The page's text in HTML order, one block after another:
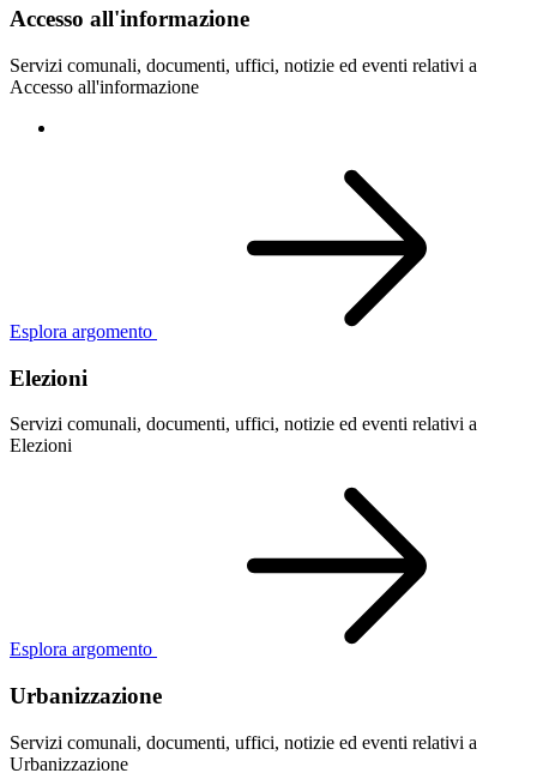
Accesso all'informazione
Servizi comunali, documenti, uffici, notizie ed eventi relativi a
Accesso all'informazione
Esplora argomento
Elezioni
Servizi comunali, documenti, uffici, notizie ed eventi relativi a
Elezioni
Esplora argomento
Urbanizzazione
Servizi comunali, documenti, uffici, notizie ed eventi relativi a
Urbanizzazione